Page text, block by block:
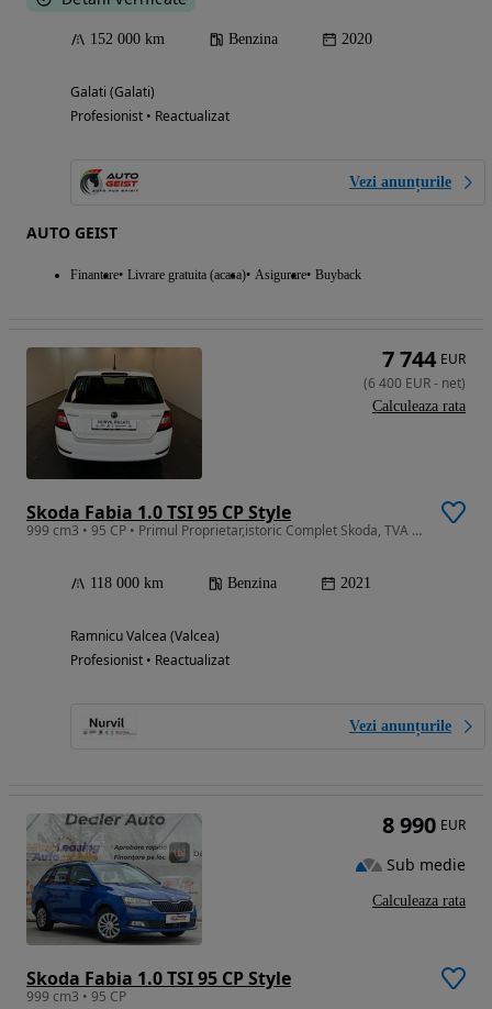
152 000 km Benzina 2020
Galati (Galati)
Profesionist • Reactualizat
Vezi anunțurile
AUTO GEIST
Finantare Livrare gratuita (acasa) Asigurare Buyback
Skoda Fabia 1.0 TSI 95 CP Style
999 cm3 • 95 CP • Primul Proprietar,istoric Complet Skoda, TVA deductibil
118 000 km Benzina 2021
Ramnicu Valcea (Valcea)
Profesionist • Reactualizat
Vezi anunțurile
7 744 EUR
(6 400 EUR- net)
Calculeaza rata
Skoda Fabia 1.0 TSI 95 CP Style
999 cm3 • 95 CP
8 990 EUR
Sub medie
Calculeaza rata